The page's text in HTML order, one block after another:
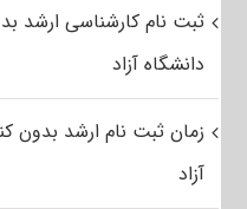
ثبت نام کارشناسی ارشد
دانشگاه آزاد
زمان ثبت نام ارشد بدون
آزاد